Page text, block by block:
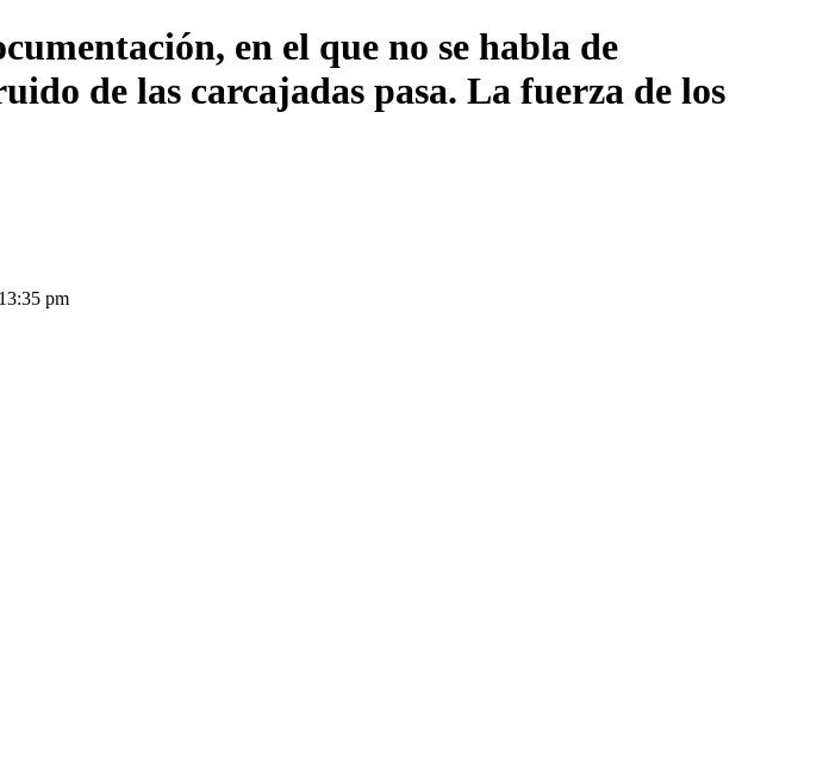
en el que no se habla de
de las carcajadas pasa. La fuerza de los
pm